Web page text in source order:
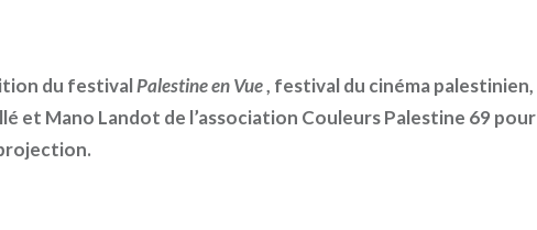
du festivalPalestine en Vue, festival du cinéma palestinien,
et Mano Landot de l’association Couleurs Palestine 69 pour